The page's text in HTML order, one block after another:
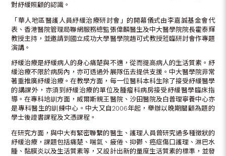
對紓緩照顧的認識。
「華人地區醫護人員紓緩治療研討會」的開幕儀式由李嘉誠基金會代
表、香港醫院管理局聯網服務總監張偉麟醫生及中大醫學院院長霍泰輝
教授主持，並邀請到國立成功大學醫學院趙可式教授蒞臨研討會作專題
演講。
紓緩治療是紓緩病人的身心痛楚與不適，從而提高病人的生活質素。紓
緩治療不限於病房內，亦可透過外展隊伍去提供支援。中大醫學院非常
著重推廣紓緩治療。在教學方面，每一位醫科本科生除了接受紓緩醫學
的講課外，亦須到紓緩治療的單位及腫瘤科病房接受紓緩醫學臨床指
導。在專科培訓方面，威爾斯親王醫院、沙田醫院及白普理寧養中心亦
是專科醫生的訓練中心。中大又自2006年起，舉辦以晚期關顧為題的
學士後證書課程及文憑課程。
在研究方面，與中大有緊密聯繫的醫生、護理人員曾研究過多種徵狀的
紓緩治療，課題包括痛楚、喘氣、疲倦、抑鬱、癌症傷口護理、淋巴水
腫、黏膜炎以及生活質素等，又設計出新的量度生活質素的標準，並發